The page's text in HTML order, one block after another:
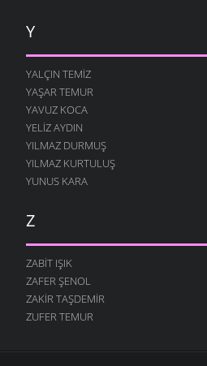
Y
YALÇIN TEMIZ
YAŞAR TEMUR
YAVUZ KOCA
YELIZ AYDIN
YILMAZ DURMUŞ
YILMAZ KURTULUŞ
YUNUS KARA
Z
ZABIT IŞIK
ZAFER ŞENOL
ZAKIR TAŞDEMIR
ZUFER TEMUR